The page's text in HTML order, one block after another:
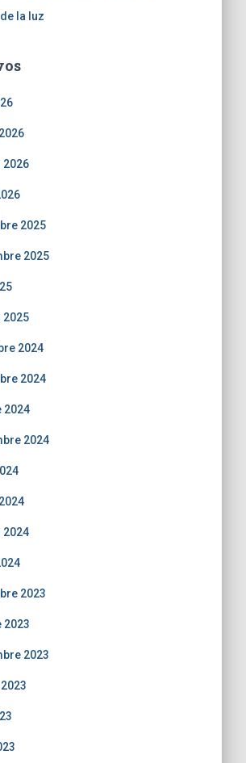
la luz
2025
2025
2024
2024
2024
2024
2023
2023
2023